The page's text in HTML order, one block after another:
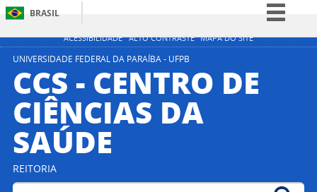
ACESSIBILIDADE ALTO CONTRASTE MAPA DO SITE
BRASIL
Simplifique!
Participe
Acesso à informação
Legislação
UNIVERSIDADE FEDERAL DA PARAÍBA - UFPB
CCS - CENTRO DE
CIÊNCIAS DA
SAÚDE
REITORIA
Buscar no portal